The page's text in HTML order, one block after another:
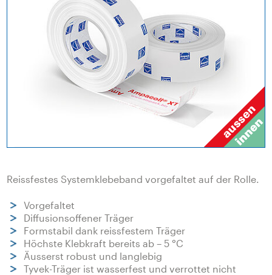
Reissfestes Systemklebeband vorgefaltet auf der Rolle.
Vorgefaltet
Diffusionsoffener Träger
Formstabil dank reissfestem Träger
Höchste Klebkraft bereits ab – 5 °C
Äusserst robust und langlebig
Tyvek-Träger ist wasserfest und verrottet nicht